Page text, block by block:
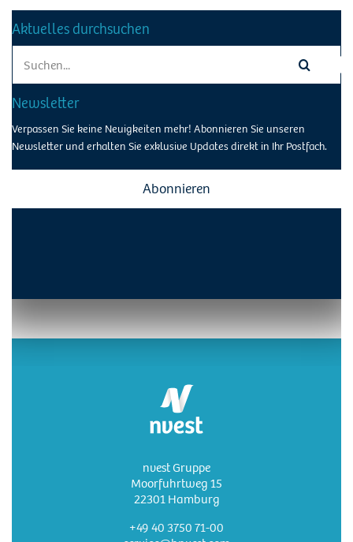
Aktuelles durchsuchen
for:
Newsletter
Verpassen Sie keine Neuigkeiten mehr! Abonnieren Sie unseren
Newsletter und erhalten Sie exklusive Updates direkt in Ihr Postfach.
Abonnieren
nvest Gruppe
Moorfuhrtweg 15
22301 Hamburg
+49 40 3750 71-00